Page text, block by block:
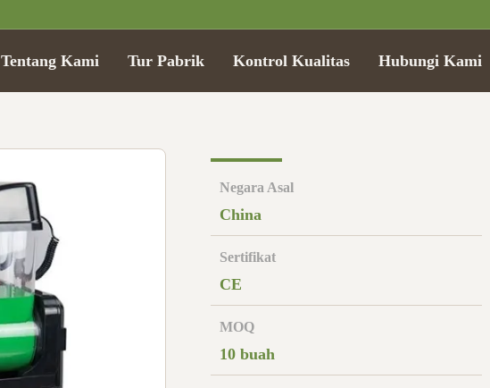
Tentang Kami Tur Pabrik Kontrol Kualitas Hubungi Kami
Negara Asal
China
Sertifikat
CE
MOQ
10 buah